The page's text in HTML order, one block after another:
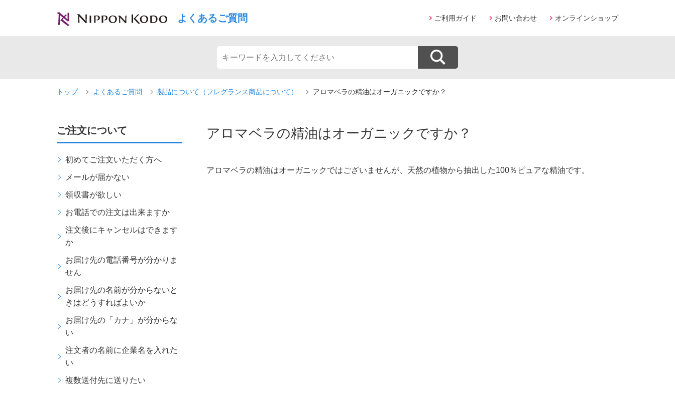
よくあるご質問 ご利用ガイド お問い合わせ オンラインショップ
トップ よくあるご質問 製品について（フレグランス商品について） アロマベラの精油はオーガニックですか？
ご注文について
初めてご注文いただく方へ
メールが届かない
領収書が欲しい
お電話での注文は出来ますか
注文後にキャンセルはできます
か
お届け先の電話番号が分かりま
せん
お届け先の名前が分からないと
きはどうすればよいか
お届け先の「カナ」が分からな
い
注文者の名前に企業名を入れた
い
複数送付先に送りたい
アロマベラの精油はオーガニックですか？
アロマベラの精油はオーガニックではございませんが、天然の植物から抽出した100％ピュアな精油です。